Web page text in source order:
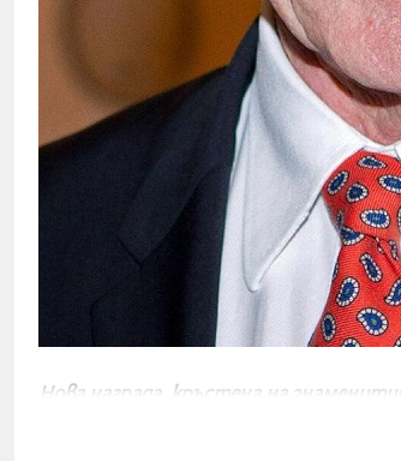
Нова награда, кръстена на
които разказват силни и